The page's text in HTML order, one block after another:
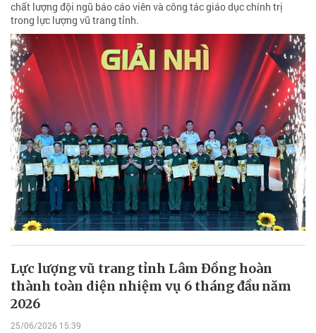
chất lượng đội ngũ báo cáo viên và công tác giáo dục chính trị
trong lực lượng vũ trang tỉnh.
Lực lượng vũ trang tỉnh Lâm Đồng hoàn
thành toàn diện nhiệm vụ 6 tháng đầu năm
2026
25/06/2026 15:39